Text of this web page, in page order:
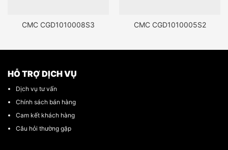
CMC CGD1010008S3 CMC CGD1010005S2
HỖ TRỢ DỊCH VỤ
Dịch vụ tư vấn
Chính sách bán hàng
Cam kết khách hàng
Câu hỏi thường gặp